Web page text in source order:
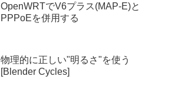
OpenWRTでV6プラス(MAP-E)と
PPPoEを併用する
物理的に正しい"明るさ"を使う
[Blender Cycles]